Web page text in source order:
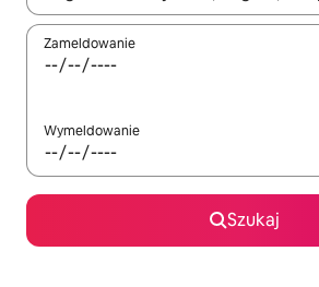
Zameldowanie
Wymeldowanie
Szukaj